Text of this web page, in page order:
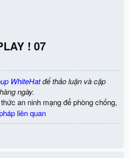
! 07
WhiteHatđể thảo luận và cập
ngày.
an ninh mạng để phòng chống,
liên quan